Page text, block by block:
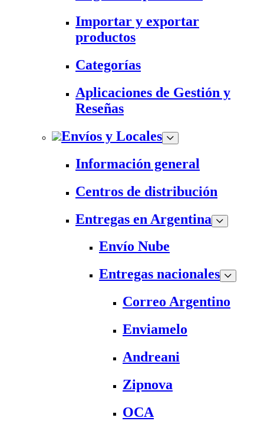
Importar y exportar
productos
Categorías
Aplicaciones de Gestión y
Reseñas
Envíos y Locales
Información general
Centros de distribución
Entregas en Argentina
Envío Nube
Entregas nacionales
Correo Argentino
Enviamelo
Andreani
Zipnova
OCA